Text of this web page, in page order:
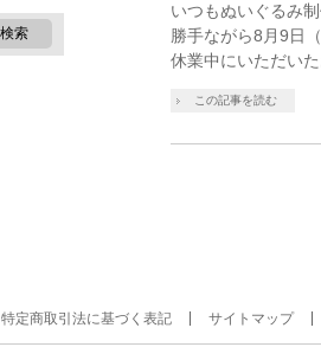
いつもぬいぐるみ
勝手ながら8月9日
休業中にいただい
この記事を読む
特定商取引法に基づく表記 サイトマップ